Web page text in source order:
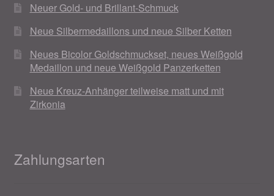
Mein Konto
Logout
Neuer Gold- und Brillant-Schmuck
Neue Silbermedaillons und neue Silber Ketten
Neues Bicolor Goldschmuckset, neues Weißgold
Medaillon und neue Weißgold Panzerketten
Neue Kreuz-Anhänger teilweise matt und mit
Zirkonia
Zahlungsarten